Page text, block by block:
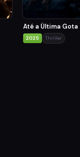
Até a Última Gota
2025 Thriller